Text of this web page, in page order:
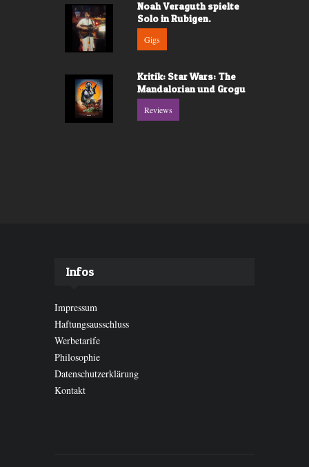
Noah Veraguth spielte
Solo in Rubigen.
Gigs
Kritik: Star Wars: The
Mandalorian und Grogu
Reviews
Infos
Impressum
Haftungsausschluss
Werbetarife
Philosophie
Datenschutzerklärung
Kontakt